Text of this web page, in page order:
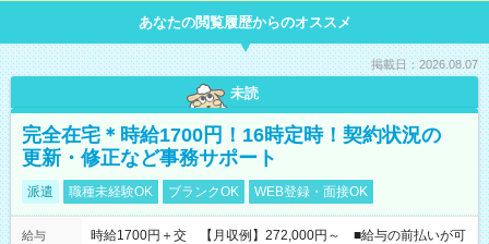
あなたの閲覧履歴からのオススメ
掲載日：2026.08.07
未読
完全在宅＊時給1700円！16時定時！契約状況の
更新・修正など事務サポート
派遣 職種未経験OK ブランクOK WEB登録・面接OK
給与
時給1700円＋交 【月収例】272,000円～ ■給与の前払いが可